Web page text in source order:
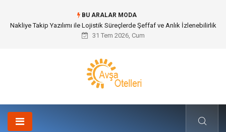
BU ARALAR MODA
Galericilik Belgesi Almanın Avantajları Nelerdir?
31 Tem 2026, Cum